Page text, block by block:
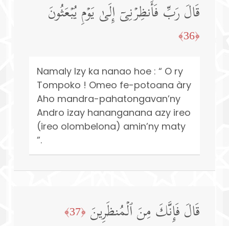
قَالَ رَبِّ فَأَنظِرۡنِیۤ إِلَىٰ یَوۡمِ یُبۡعَثُونَ
﴿36﴾
Namaly Izy ka nanao hoe : “ O ry
Tompoko ! Omeo fe-potoana àry
Aho mandra-pahatongavan’ny
Andro izay hananganana azy ireo
(ireo olombelona) amin’ny maty
”.
قَالَ فَإِنَّكَ مِنَ ٱلۡمُنظَرِینَ ﴿37﴾